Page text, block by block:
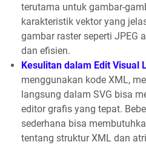
terutama untuk gambar-
karakteristik vektor yang
gambar raster seperti JPEG
dan efisien.
Kesulitan dalam Edit Visual
menggunakan kode XML,
langsung dalam SVG bisa
editor grafis yang tepat.
sederhana bisa
tentang struktur XML dan